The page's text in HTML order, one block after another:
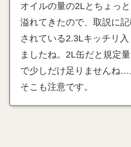
オイルの量の2Lとちょっ
溢れてきたので、取説に
されている2.3Lキッチリ入
ましたね。2L缶だと規定量
で少しだけ足りませんね…
そこも注意です。